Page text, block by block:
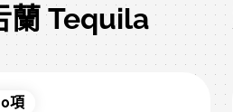
蘭 Tequila
項